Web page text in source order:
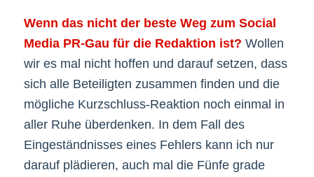
Wenn das nicht der beste Weg zum Social
Media PR-Gau für die Redaktion ist? Wollen
wir es mal nicht hoffen und darauf setzen, dass
sich alle Beteiligten zusammen finden und die
mögliche Kurzschluss-Reaktion noch einmal in
aller Ruhe überdenken. In dem Fall des
Eingeständnisses eines Fehlers kann ich nur
darauf plädieren, auch mal die Fünfe grade